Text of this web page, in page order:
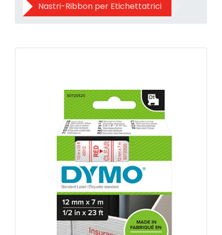
Nastri-Ribbon per Etichettatrici